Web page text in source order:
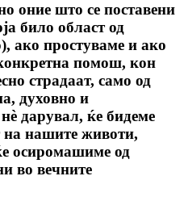
оние што се поставени
било област од
ако простуваме и ако
помош, кон
страдаат, само од
духовно и
дарувал, ќе бидеме
на нашите животи,
осиромашиме од
во вечните